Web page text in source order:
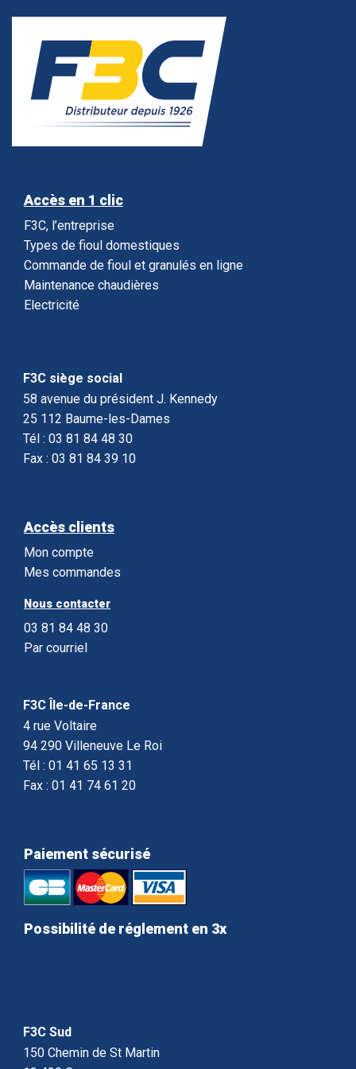
Accès en 1 clic
F3C, l’entreprise
Types de fioul domestiques
Commande de fioul et granulés en ligne
Maintenance chaudières
Electricité
F3C siège social
58 avenue du président J. Kennedy
25 112 Baume-les-Dames
Tél : 03 81 84 48 30
Fax : 03 81 84 39 10
Accès clients
Mon compte
Mes commandes
Nous contacter
03 81 84 48 30
Par courriel
F3C Île-de-France
4 rue Voltaire
94 290 Villeneuve Le Roi
Tél : 01 41 65 13 31
Fax : 01 41 74 61 20
Paiement sécurisé
Possibilité de réglement en 3x
F3C Sud
150 Chemin de St Martin